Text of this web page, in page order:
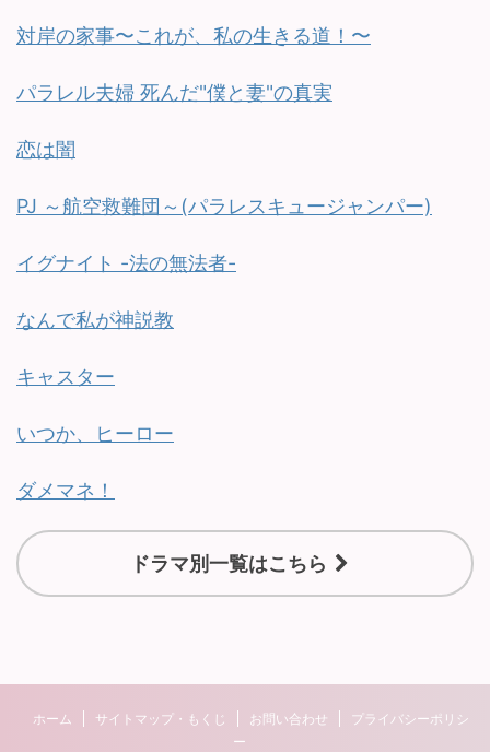
対岸の家事〜これが、私の生きる道！〜
パラレル夫婦 死んだ"僕と妻"の真実
恋は闇
PJ ～航空救難団～(パラレスキュージャンパー)
イグナイト -法の無法者-
なんで私が神説教
キャスター
いつか、ヒーロー
ダメマネ！
ドラマ別一覧はこちら
ホーム サイトマップ・もくじ お問い合わせ
プライバシーポリシ
ー